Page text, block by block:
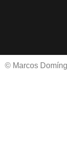
© Marcos